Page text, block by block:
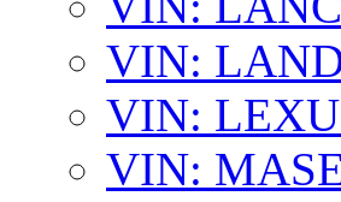
VIN:
VIN:
VIN: